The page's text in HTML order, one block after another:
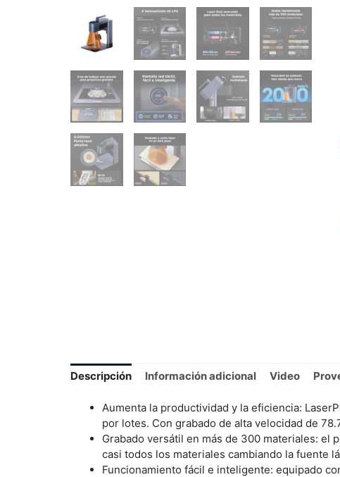
Descripción Información adicional Video
Aumenta la productividad y la eficiencia:
por lotes. Con grabado de alta velocidad de
Grabado versátil en más de 300 materiales: el
casi todos los materiales cambiando la fuente
Funcionamiento fácil e inteligente: equipado